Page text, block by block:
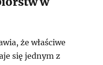
że właściwe
się jednym z